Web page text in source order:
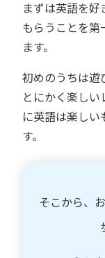
まずは英語を好
もらうことを
ます。
初めのうちは遊
とにかく楽し
に英語は楽しい
す。
そこから、